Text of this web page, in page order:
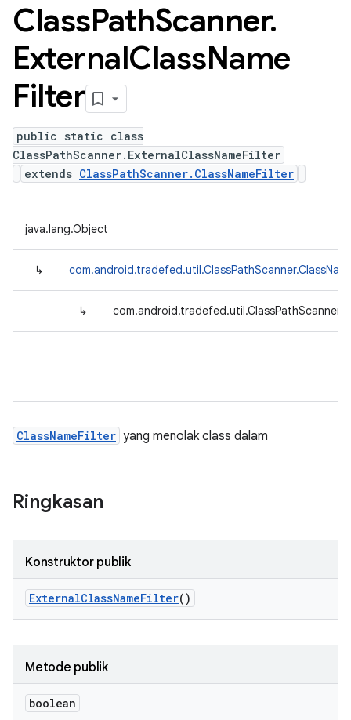
ClassPathScanner.
ExternalClassName
Filter
public static class
ClassPathScanner.ExternalClassNameFilter
extends ClassPathScanner.ClassNameFilter
java.lang.Object
↳
↳
ClassNameFilter yang menolak class dalam
Ringkasan
Konstruktor publik
ExternalClassNameFilter()
Metode publik
boolean